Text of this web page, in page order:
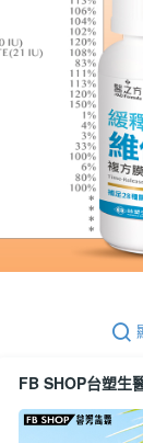
FB SHOP台塑生